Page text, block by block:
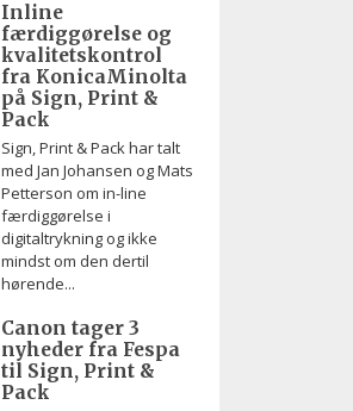
Inline
færdiggørelse og
kvalitetskontrol
fra KonicaMinolta
på Sign, Print &
Pack
Sign, Print & Pack har talt
med Jan Johansen og Mats
Petterson om in-line
færdiggørelse i
digitaltrykning og ikke
mindst om den dertil
hørende...
Canon tager 3
nyheder fra Fespa
til Sign, Print &
Pack